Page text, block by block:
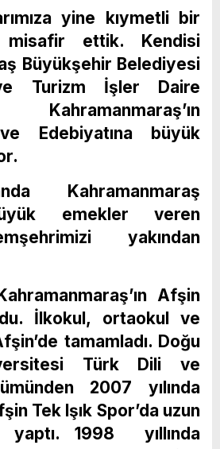
yine kıymetli bir
misafir ettik. Kendisi
Büyükşehir Belediyesi
Turizm İşler Daire
Kahramanmaraş’ın
Edebiyatına büyük
Kahramanmaraş
emekler veren
yakından
Afşin
İlkokul, ortaokul ve
tamamladı. Doğu
Türk Dili ve
2007 yılında
Tek Işık Spor’da uzun
1998 yıllında